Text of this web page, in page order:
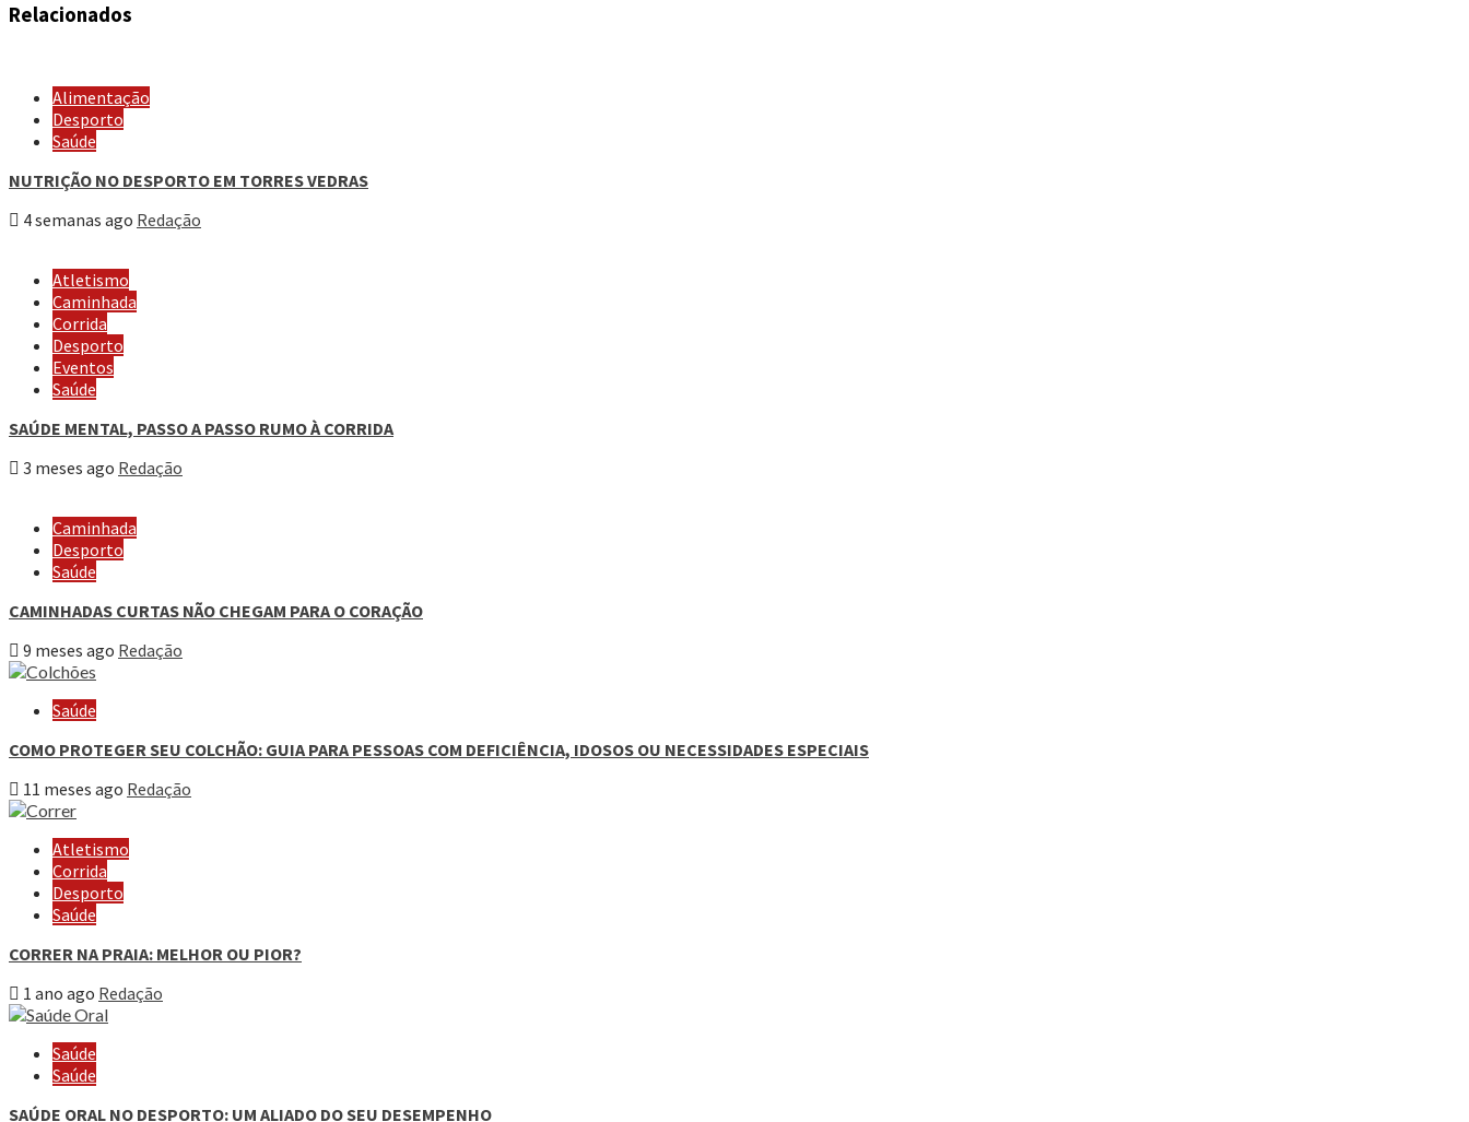
Relacionados
Alimentação
Desporto
Saúde
NUTRIÇÃO NO DESPORTO EM TORRES VEDRAS
4 semanas ago Redação
Atletismo
Caminhada
Corrida
Desporto
Eventos
Saúde
SAÚDE MENTAL, PASSO A PASSO RUMO À CORRIDA
3 meses ago Redação
Caminhada
Desporto
Saúde
CAMINHADAS CURTAS NÃO CHEGAM PARA O CORAÇÃO
9 meses ago Redação
Saúde
COMO PROTEGER SEU COLCHÃO: GUIA PARA PESSOAS COM DEFICIÊNCIA, IDOSOS OU NECESSIDADES ESPECIAIS
11 meses ago Redação
Atletismo
Corrida
Desporto
Saúde
CORRER NA PRAIA: MELHOR OU PIOR?
1 ano ago Redação
Saúde
Saúde
SAÚDE ORAL NO DESPORTO: UM ALIADO DO SEU DESEMPENHO